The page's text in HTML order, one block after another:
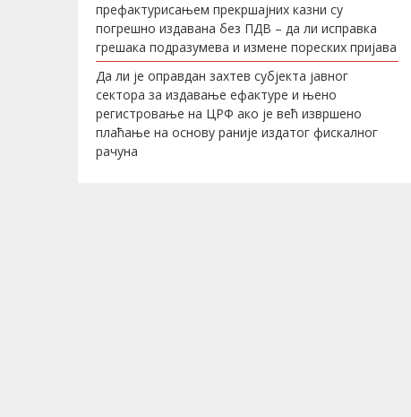
префактурисањем прекршајних казни су
погрешно издавана без ПДВ – да ли исправка
грешака подразумева и измене пореских пријава
Да ли је оправдан захтев субјекта јавног
сектора за издавање ефактуре и њено
регистровање на ЦРФ ако је већ извршено
плаћање на основу раније издатог фискалног
рачуна